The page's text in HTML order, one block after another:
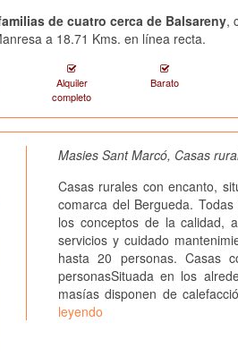
de cuatro cerca de Balsareny,
a 18.71 Kms. en línea recta.
Alquiler
completo
Barato
Masies Sant Marcó, Casas
Casas rurales con encanto,
comarca del Bergueda.
los conceptos de la calidad,
servicios y cuidado
hasta 20 personas. Casas
personasSituada en los
masías disponen de
leyendo